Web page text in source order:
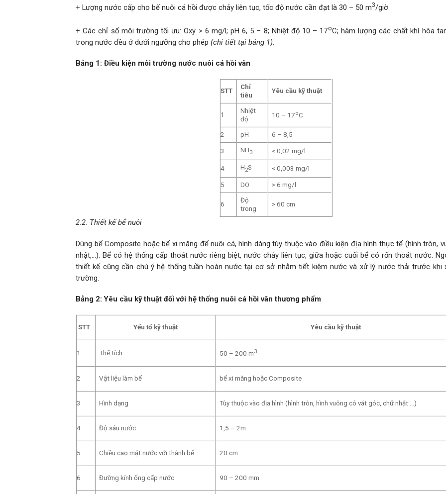
+ Lượng nước cấp cho bể nuôi cá hồi được chảy liên tục, tốc độ nước cần đạt là 30 – 50 m3/giờ.
+ Các chỉ số môi trường tối ưu: Oxy > 6 mg/l; pH 6, 5 – 8; Nhiệt độ 10 – 17oC; hàm lượng các chất khí hòa
trong nước đều ở dưới ngưỡng cho phép (chi tiết tại bảng 1).
Bảng 1 : Điều kiện môi trường nước nuôi cá hồi vân
STT
Chỉ
tiêu
Yêu cầu kỹ thuật
1
Nhiệt
độ
10 – 17oC
2 pH 6 – 8,5
3 NH3 < 0,02 mg/l
4 H2S < 0,003 mg/l
5 DO > 6 mg/l
6
Độ
trong
> 60 cm
2.2. Thiết kế bể nuôi
Dùng bể Composite hoặc bể xi măng để nuôi cá, hình dáng tùy thuộc vào điều kiện địa hình thực tế (hình tròn,
nhật,…). Bể có hệ thống cấp thoát nước riêng biệt, nước chảy liên tục, giữa hoặc cuối bể có rốn thoát nước.
thiết kế cũng cần chú ý hệ thống tuần hoàn nước tại cơ sở nhằm tiết kiệm nước và xử lý nước thải trước khi
trường.
Bảng 2: Yêu cầu kỹ thuật đối với hệ thống nuôi cá hồi vân thương phẩm
STT Yếu tố kỹ thuật Yêu cầu kỹ thuật
1 Thể tích 50 – 200 m3
2 Vật liệu làm bể bể xi măng hoặc Composite
3 Hình dạng Tùy thuộc vào địa hình (hình tròn, hình vuông có vát góc, chữ nhật …)
4 Độ sâu nước 1,5 – 2m
5 Chiều cao mặt nước với thành bể 20 cm
6 Đường kính ống cấp nước 90 – 200 mm